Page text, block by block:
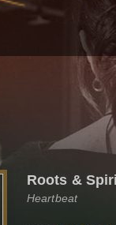
Roots &
Heartbeat